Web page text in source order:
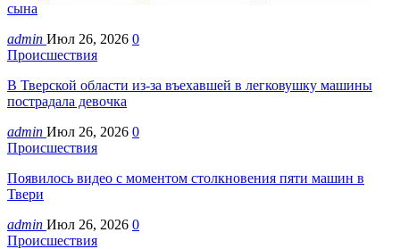
сына
admin Июл 26, 2026 0
Происшествия
В Тверской области из-за въехавшей в легковушку машины
пострадала девочка
admin Июл 26, 2026 0
Происшествия
Появилось видео с моментом столкновения пяти машин в
Твери
admin Июл 26, 2026 0
Происшествия